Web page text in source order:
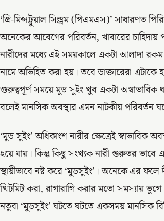
‘প্রি-মিন্সট্রুয়াল সিন্ড্রম (পিএমএস)’
অনেকের আবেগের পরিবর্তন, খাবারের চাহিদায়
নারীদের মধ্যে এই সময়কালে একটা আলাদা
নামে অভিহিত করা হয়। তবে ডাক্তারেরা
গুরুত্বপূর্ণ সময়ে মুড সুইং খুব একটা অস্বাভাবিক
বলেই মানসিক অবস্থার এমন নাটকীয় পরিবর্তন
‘মুড সুইং’ অধিকাংশ নারীর ক্ষেত্রেই
হয়ে যায়। কিন্তু কিছু সংখ্যক নারী গুরুতর ভাবে
স্থায়ীভাবে নষ্ট করে ‘মুডসুইং’। অনেকে এর
খিটমিট করা, রাগারাগি করার মতো সমস্যায়
নতুবা ‘মুডসুইং’ ঘটতে ঘটতে একসময় মানসিক